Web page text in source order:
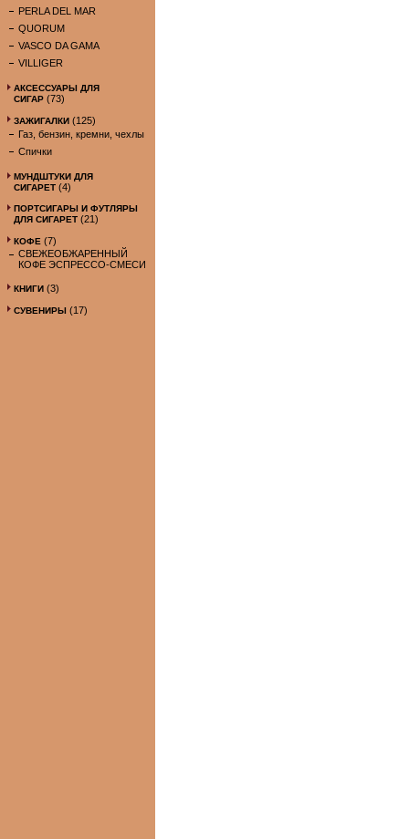
PERLA DEL MAR
QUORUM
VASCO DA GAMA
VILLIGER
АКСЕССУАРЫ ДЛЯ
СИГАР (73)
ЗАЖИГАЛКИ (125)
Газ, бензин, кремни, чехлы
Спички
МУНДШТУКИ ДЛЯ
СИГАРЕТ (4)
ПОРТСИГАРЫ И ФУТЛЯРЫ
ДЛЯ СИГАРЕТ (21)
КОФЕ (7)
СВЕЖЕОБЖАРЕННЫЙ
КОФЕ ЭСПРЕССО-СМЕСИ
КНИГИ (3)
СУВЕНИРЫ (17)